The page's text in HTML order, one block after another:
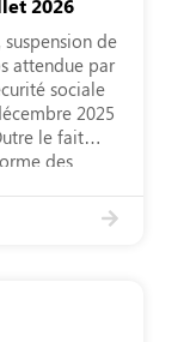
2026
de
attendue par
sociale
2025
le fait
des